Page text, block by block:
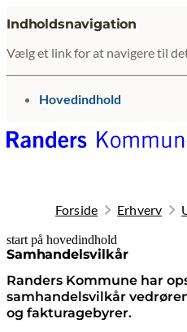
Indholdsnavigation
Vælg et link for at navigere til
gå til
Hovedindhold
Forside Erhverv
start på hovedindhold
Samhandelsvilkår
Randers Kommune har
samhandelsvilkår
og fakturagebyrer.
senest opdateret 10. februar 2026